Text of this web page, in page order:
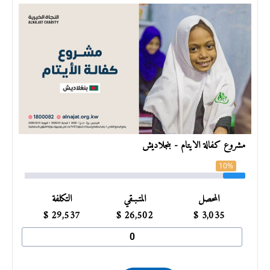
مشروع كفالة الأيتام - بنجلاديش
10%
المحصل
3,035
$
المتـبـقي
26,502
$
التكلفة
29,537
$